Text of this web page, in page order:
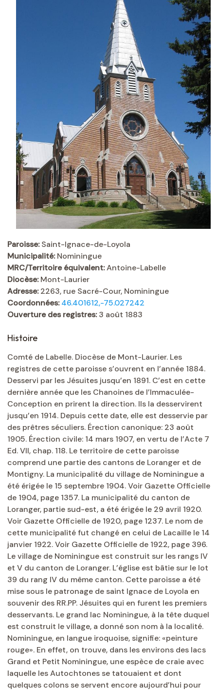
Paroisse:Saint-Ignace-de-Loyola
Municipalité:Nominingue
MRC/Territoire équivalent:Antoine-Labelle
Diocèse:Mont-Laurier
Adresse:2263, rue Sacré-Cour, Nominingue
Coordonnées: 46.401612,-75.027242
Ouverture des registres:3 août 1883
Histoire
Comté de Labelle. Diocèse de Mont-Laurier. Les
registres de cette paroisse s’ouvrent en l’année 1884.
Desservi par les Jésuites jusqu’en 1891. C’est en cette
dernière année que les Chanoines de l’Immaculée-
Conception en prirent la direction. Ils la desservirent
jusqu’en 1914. Depuis cette date, elle est desservie par
des prêtres séculiers. Érection canonique: 23 août
1905. Érection civile: 14 mars 1907, en vertu de l’Acte 7
Ed. VII, chap. 118. Le territoire de cette paroisse
comprend une partie des cantons de Loranger et de
Montigny. La municipalité du village de Nominingue a
été érigée le 15 septembre 1904. Voir Gazette Officielle
de 1904, page 1357. La municipalité du canton de
Loranger, partie sud-est, a été érigée le 29 avril 1920.
Voir Gazette Officielle de 1920, page 1237. Le nom de
cette municipalité fut changé en celui de Lacaille le 14
janvier 1922. Voir Gazette Officielle de 1922, page 396.
Le village de Nominingue est construit sur les rangs IV
et V du canton de Loranger. L’église est bâtie sur le lot
39 du rang IV du même canton. Cette paroisse a été
mise sous le patronage de saint Ignace de Loyola en
souvenir des RR.PP. Jésuites qui en furent les premiers
desservants. Le grand lac Nominingue, à la tête duquel
est construit le village, a donné son nom à la localité.
Nominingue, en langue iroquoise, signifie: «peinture
rouge». En effet, on trouve, dans les environs des lacs
Grand et Petit Nominingue, une espèce de craie avec
laquelle les Autochtones se tatouaient et dont
quelques colons se servent encore aujourd’hui pour